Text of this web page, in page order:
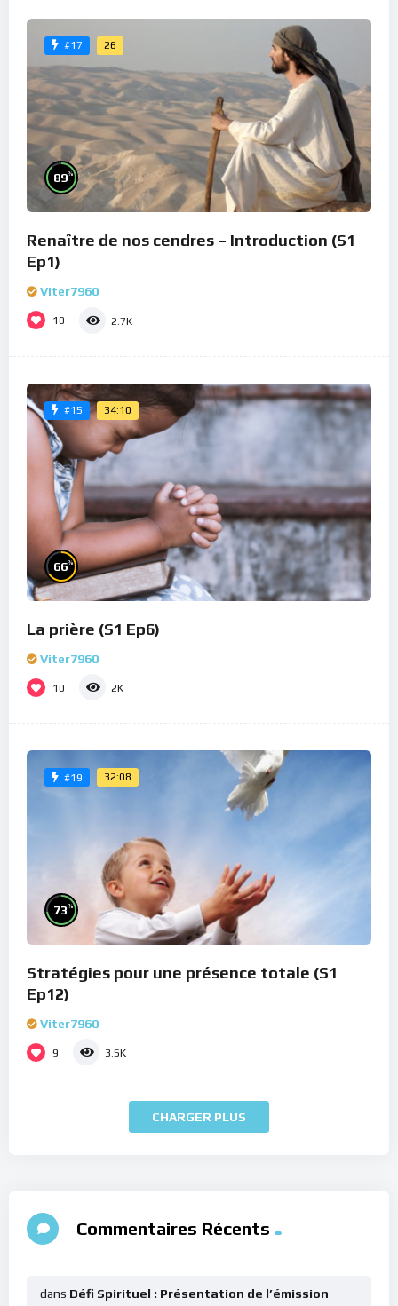
#17 26
89%
Renaître de nos cendres – Introduction (S1
Ep1)
Viter7960
10 2.7K
#15 34:10
66%
La prière (S1 Ep6)
Viter7960
10 2K
#19 32:08
73%
Stratégies pour une présence totale (S1
Ep12)
Viter7960
9 3.5K
CHARGER PLUS
Commentaires Récents
dans Défi Spirituel : Présentation de l’émission